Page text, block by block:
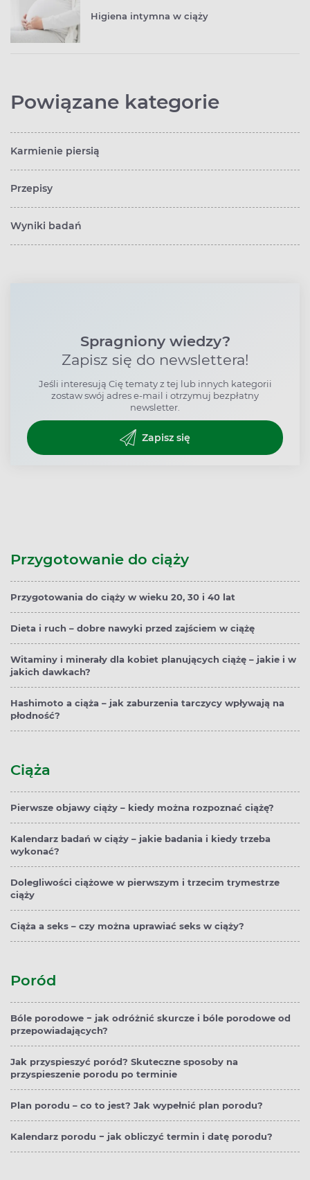
Higiena intymna w ciąży
Powiązane kategorie
Karmienie piersią
Przepisy
Wyniki badań
Spragniony wiedzy?
Zapisz się do newslettera!
Jeśli interesują Cię tematy z tej lub innych kategorii
zostaw swój adres e-mail i otrzymuj bezpłatny
newsletter.
Zapisz się
Przygotowanie do ciąży
Przygotowania do ciąży w wieku 20, 30 i 40 lat
Dieta i ruch – dobre nawyki przed zajściem w ciążę
Witaminy i minerały dla kobiet planujących ciążę – jakie i w
jakich dawkach?
Hashimoto a ciąża – jak zaburzenia tarczycy wpływają na
płodność?
Ciąża
Pierwsze objawy ciąży – kiedy można rozpoznać ciążę?
Kalendarz badań w ciąży – jakie badania i kiedy trzeba
wykonać?
Dolegliwości ciążowe w pierwszym i trzecim trymestrze
ciąży
Ciąża a seks – czy można uprawiać seks w ciąży?
Poród
Bóle porodowe − jak odróżnić skurcze i bóle porodowe od
przepowiadających?
Jak przyspieszyć poród? Skuteczne sposoby na
przyspieszenie porodu po terminie
Plan porodu – co to jest? Jak wypełnić plan porodu?
Kalendarz porodu − jak obliczyć termin i datę porodu?